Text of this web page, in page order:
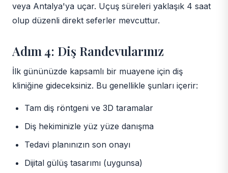
veya Antalya'ya uçar. Uçuş süreleri yaklaşık 4 saat
olup düzenli direkt seferler mevcuttur.
Adım 4: Diş Randevularınız
İlk gününüzde kapsamlı bir muayene için diş
kliniğine gideceksiniz. Bu genellikle şunları içerir:
Tam diş röntgeni ve 3D taramalar
Diş hekiminizle yüz yüze danışma
Tedavi planınızın son onayı
Dijital gülüş tasarımı (uygunsa)